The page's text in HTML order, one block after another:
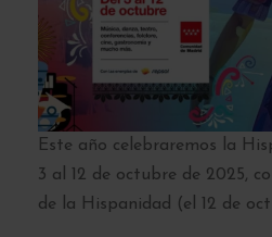
Este año celebraremos la
3 al 12 de octubre de 2025,
de la Hispanidad (el 12 de